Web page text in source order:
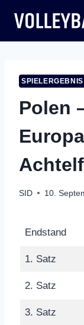
Inhalt
springen
SPIELERGEBNIS
Polen
SID 10.
Endstand
1. Satz
2. Satz
3. Satz